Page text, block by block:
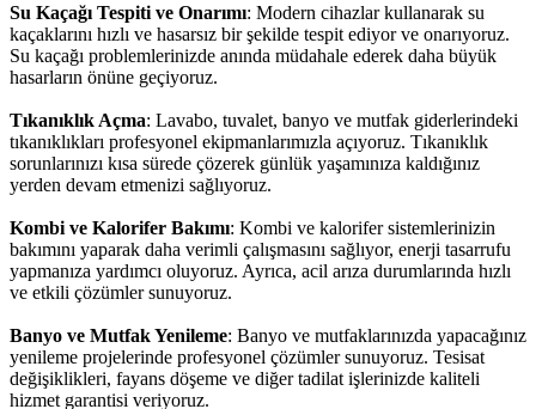
Su Kaçağı Tespiti ve Onarımı: Modern cihazlar kullanarak su
kaçaklarını hızlı ve hasarsız bir şekilde tespit ediyor ve onarıyoruz.
Su kaçağı problemlerinizde anında müdahale ederek daha büyük
hasarların önüne geçiyoruz.
Tıkanıklık Açma: Lavabo, tuvalet, banyo ve mutfak giderlerindeki
tıkanıklıkları profesyonel ekipmanlarımızla açıyoruz. Tıkanıklık
sorunlarınızı kısa sürede çözerek günlük yaşamınıza kaldığınız
yerden devam etmenizi sağlıyoruz.
Kombi ve Kalorifer Bakımı: Kombi ve kalorifer sistemlerinizin
bakımını yaparak daha verimli çalışmasını sağlıyor, enerji tasarrufu
yapmanıza yardımcı oluyoruz. Ayrıca, acil arıza durumlarında hızlı
ve etkili çözümler sunuyoruz.
Banyo ve Mutfak Yenileme: Banyo ve mutfaklarınızda yapacağınız
yenileme projelerinde profesyonel çözümler sunuyoruz. Tesisat
değişiklikleri, fayans döşeme ve diğer tadilat işlerinizde kaliteli
hizmet garantisi veriyoruz.